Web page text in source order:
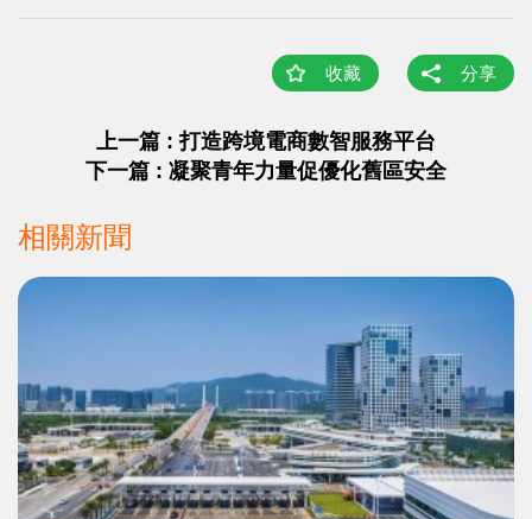
收藏 分享
上一篇 : 打造跨境電商數智服務平台
下一篇 : 凝聚青年力量促優化舊區安全
相關新聞